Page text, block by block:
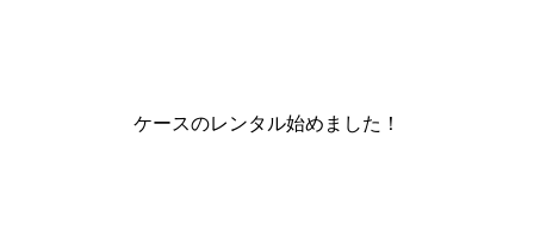
ケースのレンタル始めました！